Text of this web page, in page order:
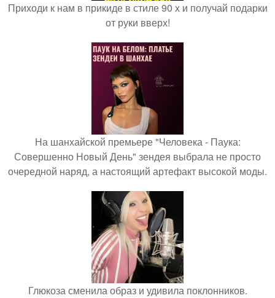
Приходи к нам в прикиде в стиле 90 х и получай подарки
от руки вверх!
На шанхайской премьере "Человека - Паука:
Совершенно Новый День" зендея выбрала не просто
очередной наряд, а настоящий артефакт высокой моды.
Глюкоза сменила образ и удивила поклонников.